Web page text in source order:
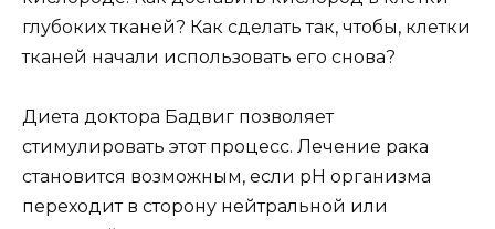
глубоких тканей? Как сделать так, чтобы, клетки
тканей начали использовать его снова?
Диета доктора Бадвиг позволяет
стимулировать этот процесс. Лечение рака
становится возможным, если рН организма
переходит в сторону нейтральной или